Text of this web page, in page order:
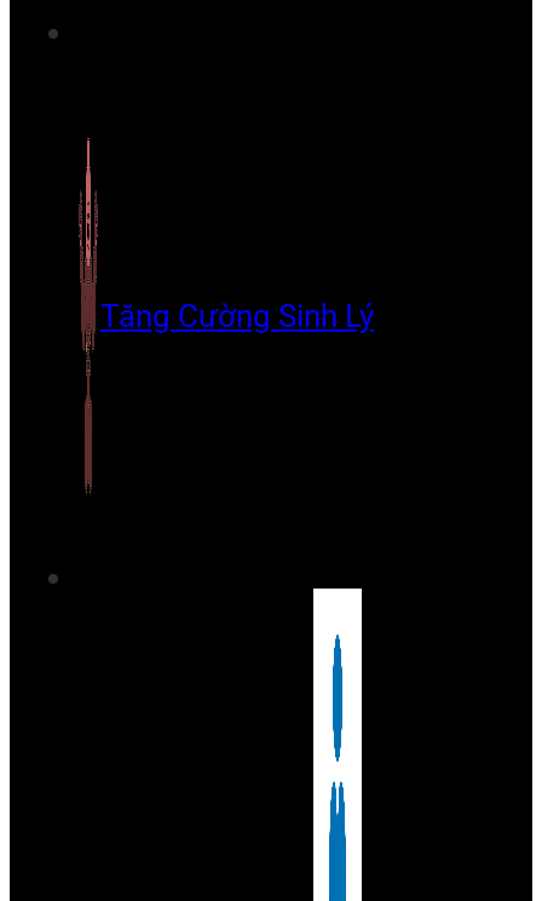
Tăng Cường Sinh Lý